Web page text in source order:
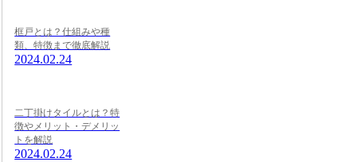
框戸とは？仕組みや種
類、特徴まで徹底解説
2024.02.24
二丁掛けタイルとは？特
徴やメリット・デメリッ
トを解説
2024.02.24